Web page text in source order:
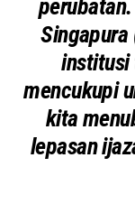
Singapura
institusi
mencukupi
kita
lepasan